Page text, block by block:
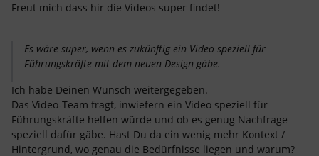
Freut mich dass hir die Videos super findet!
Es wäre super, wenn es zukünftig ein Video speziell für
Führungskräfte mit dem neuen Design gäbe.
Ich habe Deinen Wunsch weitergegeben.
Das Video-Team fragt, inwiefern ein Video speziell für
Führungskräfte helfen würde und ob es genug Nachfrage
speziell dafür gäbe. Hast Du da ein wenig mehr Kontext /
Hintergrund, wo genau die Bedürfnisse liegen und warum?